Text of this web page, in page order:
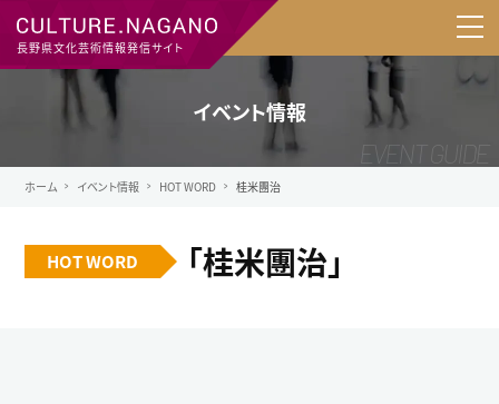
長野県文化芸術情報発信サイト
イベント情報
ホーム イベント情報 HOT WORD 桂米團治
HOT WORD 「桂米團治」